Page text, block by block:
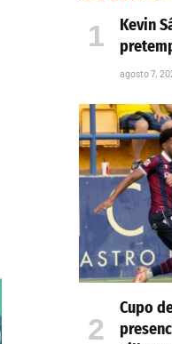
Kevin
agosto 7,
Cupo